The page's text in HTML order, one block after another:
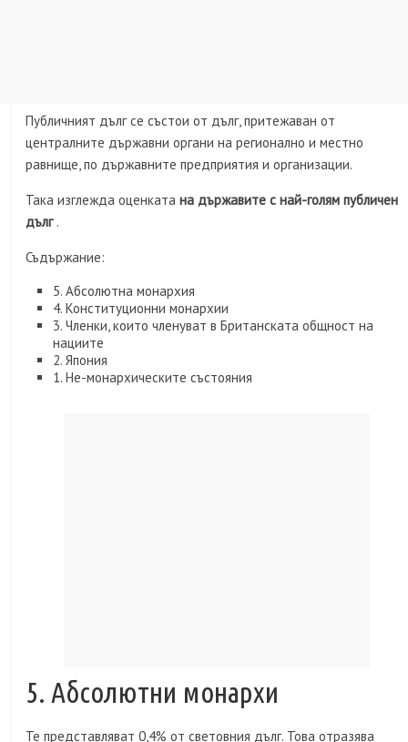
Публичният дълг се състои от дълг, притежаван от
централните държавни органи на регионално и местно
равнище, по държавните предприятия и организации.
Така изглежда оценкатана държавите с най-голям публичен
дълг .
Съдържание:
5. Абсолютна монархия
4. Конституционни монархии
3. Членки, които членуват в Британската общност на
нациите
2. Япония
1. Не-монархическите състояния
5. Абсолютни монархи
Те представляват 0,4% от световния дълг. Това отразява